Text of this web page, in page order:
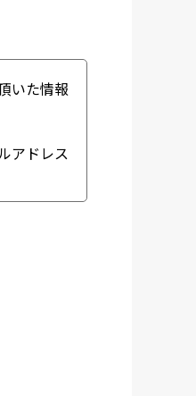
いた情報
アドレス